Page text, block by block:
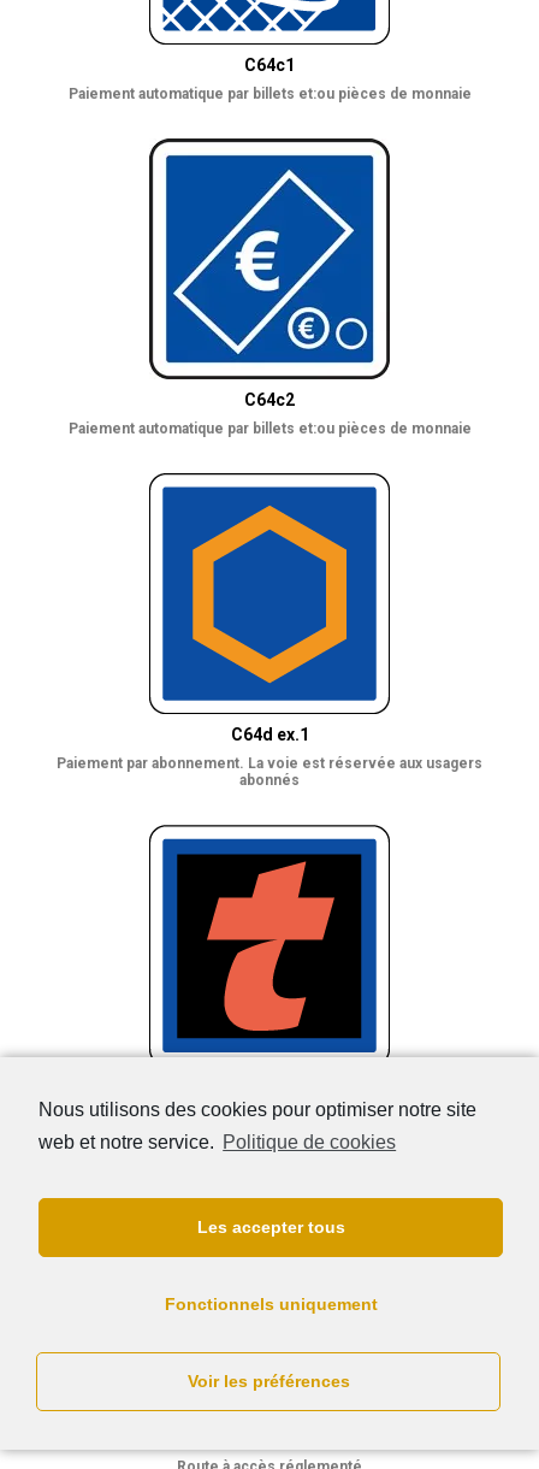
Nous utilisons des cookies pour optimiser notre site
web et notre service. Politique de cookies
Les accepter tous
Fonctionnels uniquement
Voir les préférences
C64c1
Paiement automatique par billets et:ou pièces de monnaie
C64c2
Paiement automatique par billets et:ou pièces de monnaie
C64d ex.1
Paiement par abonnement. La voie est réservée aux usagers
abonnés
Paiement par abonnement. La voie est réservée aux usagers
abonnés